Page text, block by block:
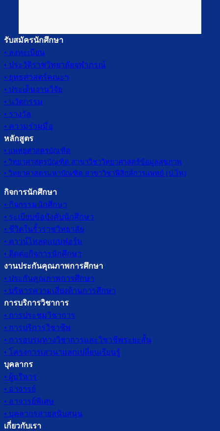
รับสมัครนักศึกษา
• ลงทะเบียน
• ประวัติราชวิทยาลัยจุฬาภรณ์
• ยุทธศาสตร์คณะฯ
• ประเด็นงานวิจัย
• นวัตกรรม
• รางวัล
• ความร่วมมือ
หลักสูตร
• แพทยศาสตรบัณฑิต
• วิทยาศาสตรบัณฑิต สาขาวิชาวิทยาศาสตร์ข้อมูลสุขภาพ
• วิทยาศาสตรมหาบัณฑิต สาขาวิชาฟิสิกส์การแพทย์ (ป.โท)
กิจการนักศึกษา
• กิจกรรมนักศึกษา
• ระเบียบข้อบังคับนักศึกษา
• ชีวิตในรั้วราชวิทยาลัย
• ดาวน์โหลดแบบฟอร์ม
• ติดต่อกิจการนักศึกษา
งานประกันคุณภาพการศึกษา
• ประกันคุณภาพการศึกษา
• บริหารความเสี่ยงด้านการศึกษา
การบริการวิชาการ
• การประชุมวิชาการ
• การบริการวิชาชีพ
• การอบรมทางวิชาการและวิชาชีพระยะสั้น
• โครงการเสวนาแลกเปลี่ยนเรียนรู้
บุคลากร
• ผู้บริหาร
• อาจารย์
• อาจารย์พิเศษ
• บุคลากรสายสนับสนุน
เกี่ยวกับเรา